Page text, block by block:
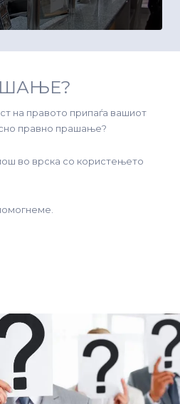
на правото припаѓа вашиот
правно прашање?
во врска со користењето